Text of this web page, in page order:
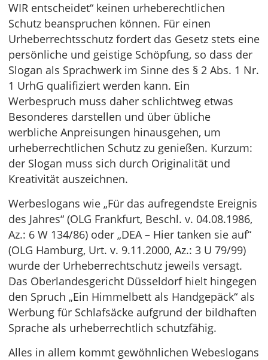
WIR entscheidet“ keinen urheberechtlichen
Schutz beanspruchen können. Für einen
Urheberrechtsschutz fordert das Gesetz stets eine
persönliche und geistige Schöpfung, so dass der
Slogan als Sprachwerk im Sinne des § 2 Abs. 1 Nr.
1 UrhG qualifiziert werden kann. Ein
Werbespruch muss daher schlichtweg etwas
Besonderes darstellen und über übliche
werbliche Anpreisungen hinausgehen, um
urheberrechtlichen Schutz zu genießen. Kurzum:
der Slogan muss sich durch Originalität und
Kreativität auszeichnen.
Werbeslogans wie „Für das aufregendste Ereignis
des Jahres“ (OLG Frankfurt, Beschl. v. 04.08.1986,
Az.: 6 W 134/86) oder „DEA – Hier tanken sie auf“
(OLG Hamburg, Urt. v. 9.11.2000, Az.: 3 U 79/99)
wurde der Urheberrechtschutz jeweils versagt.
Das Oberlandesgericht Düsseldorf hielt hingegen
den Spruch „Ein Himmelbett als Handgepäck“ als
Werbung für Schlafsäcke aufgrund der bildhaften
Sprache als urheberrechtlich schutzfähig.
Alles in allem kommt gewöhnlichen Webeslogans